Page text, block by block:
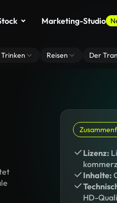
Marketing-Studio
Trinken Reisen Der
Lizenz:
Inhalte:
HD-